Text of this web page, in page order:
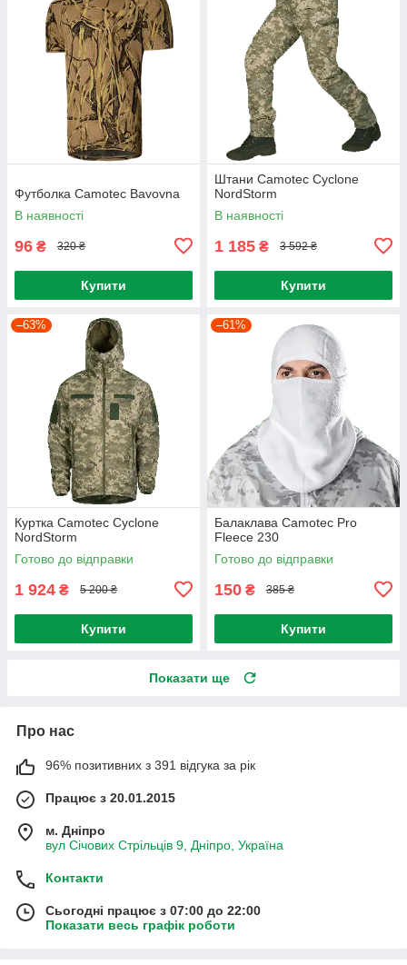
Футболка Camotec Bavovna
В наявності
96 ₴ 320 ₴
Купити
Штани Camotec Cyclone
NordStorm
В наявності
1 185 ₴ 3 592 ₴
Купити
–63%
Куртка Camotec Cyclone
NordStorm
Готово до відправки
1 924 ₴ 5 200 ₴
Купити
–61%
Балаклава Camotec Pro
Fleece 230
Готово до відправки
150 ₴ 385 ₴
Купити
Показати ще
Про нас
96% позитивних з 391 відгука за рік
Працює з 20.01.2015
м. Дніпро
вул Січових Стрільців 9, Дніпро, Україна
Контакти
Сьогодні працює з 07:00 до 22:00
Показати весь графік роботи